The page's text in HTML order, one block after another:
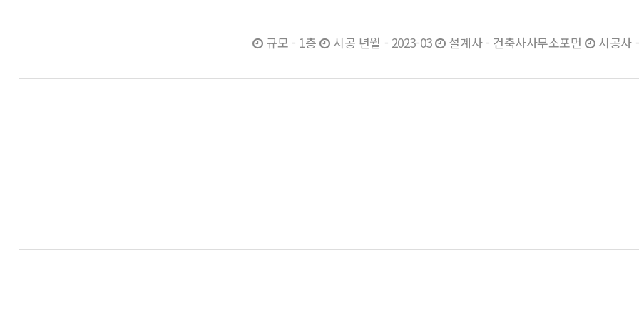
규모 - 1층 시공 년월 - 2023-03 설계사 - 건축사사무소포먼 시공사